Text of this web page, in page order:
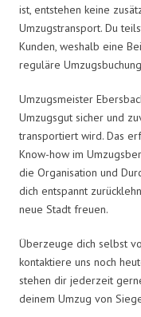
ist, entstehen keine
Umzugstransport. Du
Kunden, weshalb eine
reguläre
Umzugsmeister
Umzugsgut sicher und
transportiert wird. Das
Know-how im
die Organisation und
dich entspannt
neue Stadt freuen.
Überzeuge dich selbst
kontaktiere uns noch
stehen dir jederzeit
deinem Umzug von